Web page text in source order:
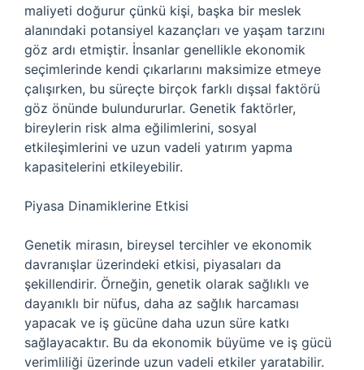
maliyeti doğurur çünkü kişi, başka bir meslek
alanındaki potansiyel kazançları ve yaşam tarzını
göz ardı etmiştir. İnsanlar genellikle ekonomik
seçimlerinde kendi çıkarlarını maksimize etmeye
çalışırken, bu süreçte birçok farklı dışsal faktörü
göz önünde bulundururlar. Genetik faktörler,
bireylerin risk alma eğilimlerini, sosyal
etkileşimlerini ve uzun vadeli yatırım yapma
kapasitelerini etkileyebilir.
Piyasa Dinamiklerine Etkisi
Genetik mirasın, bireysel tercihler ve ekonomik
davranışlar üzerindeki etkisi, piyasaları da
şekillendirir. Örneğin, genetik olarak sağlıklı ve
dayanıklı bir nüfus, daha az sağlık harcaması
yapacak ve iş gücüne daha uzun süre katkı
sağlayacaktır. Bu da ekonomik büyüme ve iş gücü
verimliliği üzerinde uzun vadeli etkiler yaratabilir.